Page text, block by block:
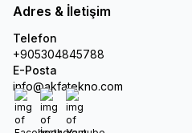
Adres & İletişim
Telefon
+905304845788
E-Posta
info@akfatekno.com
Facebook
İnstagramYoutube